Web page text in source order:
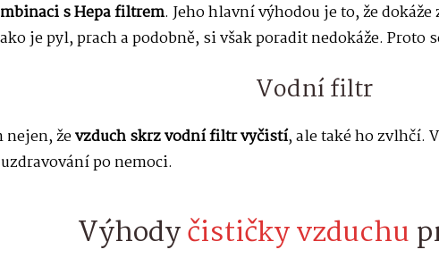
s Hepa filtrem. Jeho hlavní výhodou je to, že
je pyl, prach a podobně, si však poradit nedokáže.
Vodní filtr
ževzduch skrz vodní filtr vyčistí, ale také ho zvlhčí.
po nemoci.
Výhodyčističky vzduchu